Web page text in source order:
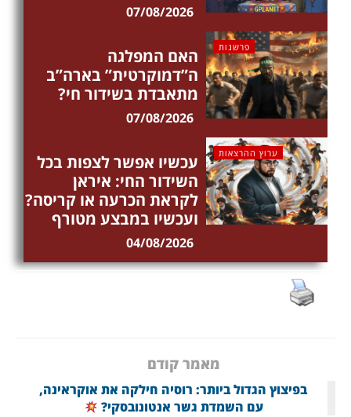
07/08/2026
פרשנות
האם המפלגה
ה”דמוקרטית” בארה”ב
מתאבדת בשידור חי?
07/08/2026
ערוץ ההרצאות
עכשיו אפשר לצפות בכל
השידור החי: איראן
לקראת הכרעה או קריסה?
ועכשיו במבצע מטורף
04/08/2026
מאמר קודם
בפיצוץ הגדול ביותר: רוסיה חילקה את אוקראינה,
עם השמדת גשר אנטונובסקי?